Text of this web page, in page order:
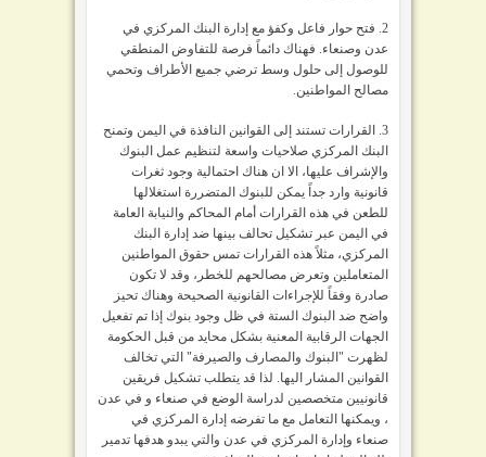
2. فتح حوار فاعل وكفؤ مع إدارة البنك المركزي في
عدن وصنعاء. فهناك دائماً فرصة للتفاوض المنطقي
للوصول إلى حلول وسط ترضي جميع الأطراف وتحمي
مصالح المواطنين.
3. القرارات تستند إلى القوانين النافذة في اليمن وتمنح
البنك المركزي صلاحيات واسعة لتنظيم عمل البنوك
والإشراف عليها، الا ان هناك احتمالية وجود ثغرات
قانونية وارد جداً يمكن للبنوك المتضررة استغلالها
للطعن في هذه القرارات أمام المحاكم والنيابة العامة
في اليمن عبر تشكيل تحالف بينها ضد إدارة البنك
المركزي، مثلاً هذه القرارات تمس حقوق المواطنين
المتعاملين وتعرض مصالحهم للخطر، وقد لا تكون
صادرة وفقاً للإجراءات القانونية الصحيحة وهناك تحيز
واضح ضد البنوك الستة في ظل وجود بنوك إذا تم تفعيل
الجهات الرقابية المعنية بشكل محايد من قبل الحكومة
لظهرت "البنوك والمصارف والصيرفة" التي تخالف
القوانين المشار اليها. لذا قد يتطلب تشكيل فريقين
قانونيين متخصصين لدراسة الوضع في صنعاء و في عدن
، ويمكنها التعامل مع ما تفرضه إدارة المركزي في
صنعاء وإدارة المركزي في عدن والتي يبدو هدفها تدمير